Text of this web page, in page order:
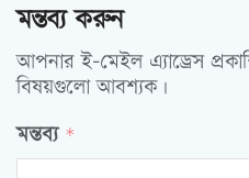
মন্তব্য করুন
আপনার ই-মেইল এ্যাড্রেস
বিষয়গুলো আবশ্যক।
মন্তব্য *